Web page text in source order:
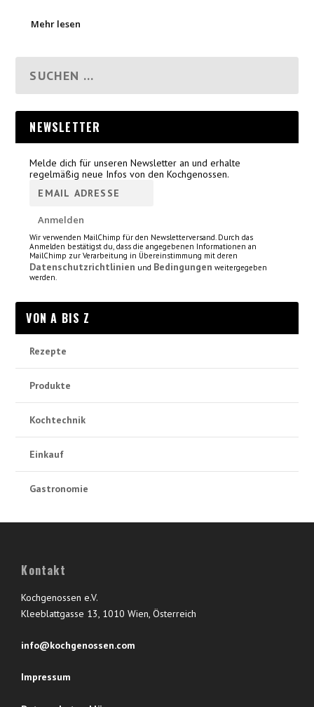
Mehr lesen
NEWSLETTER
Melde dich für unseren Newsletter an und erhalte
regelmäßig neue Infos von den Kochgenossen.
Wir verwenden MailChimp für den Newsletterversand. Durch das
Anmelden bestätigst du, dass die angegebenen Informationen an
MailChimp zur Verarbeitung in Übereinstimmung mit deren
Datenschutzrichtlinien und Bedingungen weitergegeben
werden.
VON A BIS Z
Rezepte
Produkte
Kochtechnik
Einkauf
Gastronomie
Kontakt
Kochgenossen e.V.
Kleeblattgasse 13, 1010 Wien, Österreich
info@kochgenossen.com
Impressum